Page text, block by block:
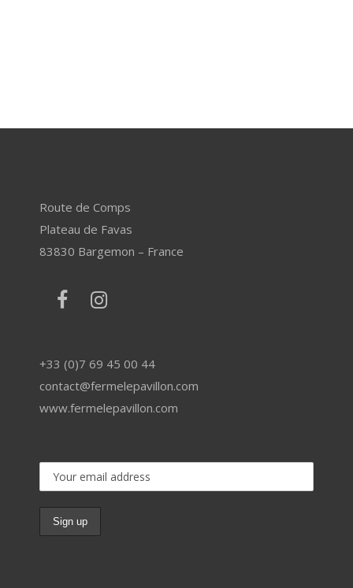
Route de Comps
Plateau de Favas
83830 Bargemon – France
+33 (0)7 69 45 00 44
contact@fermelepavillon.com
www.fermelepavillon.com